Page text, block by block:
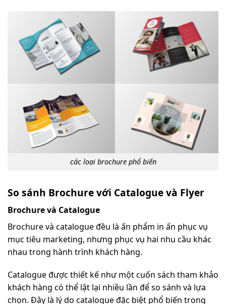
các loại brochure phổ biến
So sánh Brochure với Catalogue và Flyer
Brochure và Catalogue
Brochure và catalogue đều là ấn phẩm in ấn phục vụ
mục tiêu marketing, nhưng phục vụ hai nhu cầu khác
nhau trong hành trình khách hàng.
Catalogue được thiết kế như một cuốn sách tham khảo
khách hàng có thể lật lại nhiều lần để so sánh và lựa
chọn. Đây là lý do catalogue đặc biệt phổ biến trong